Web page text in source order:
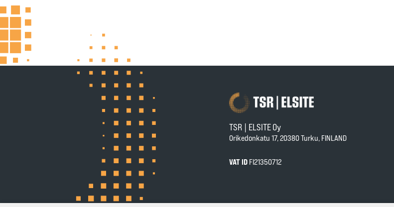
TSR | ELSITE Oy
Orikedonkatu 17, 20380 Turku, FINLAND
VAT ID FI21350712